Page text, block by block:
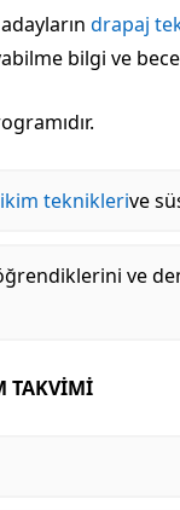
drapaj
bilgi ve
tekniklerive
ve
TAKVİMİ